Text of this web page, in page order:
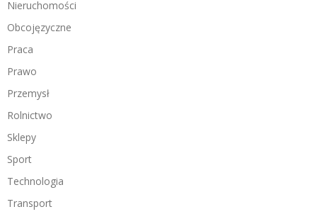
Nieruchomości
Obcojęzyczne
Praca
Prawo
Przemysł
Rolnictwo
Sklepy
Sport
Technologia
Transport